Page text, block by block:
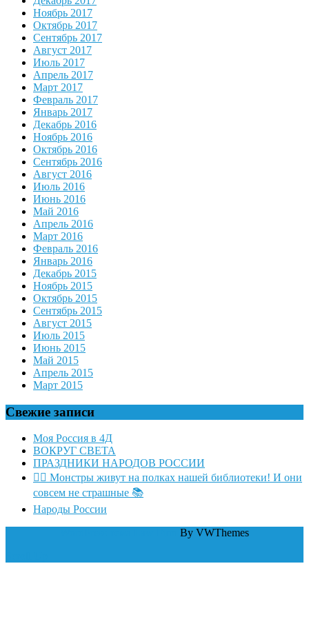
Ноябрь 2017
Октябрь 2017
Сентябрь 2017
Август 2017
Июль 2017
Апрель 2017
Март 2017
Февраль 2017
Январь 2017
Декабрь 2016
Ноябрь 2016
Октябрь 2016
Сентябрь 2016
Август 2016
Июль 2016
Июнь 2016
Май 2016
Апрель 2016
Март 2016
Февраль 2016
Январь 2016
Декабрь 2015
Ноябрь 2015
Октябрь 2015
Сентябрь 2015
Август 2015
Июль 2015
Июнь 2015
Май 2015
Апрель 2015
Март 2015
Свежие записи
Моя Россия в 4Д
ВОКРУГ СВЕТА
ПРАЗДНИКИ НАРОДОВ РОССИИ
🧛‍♂ Монстры живут на полках нашей библиотеки! И они
совсем не страшные 📚
Народы России
By VWThemes